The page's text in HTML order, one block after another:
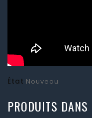
État Nouveau
PRODUITS